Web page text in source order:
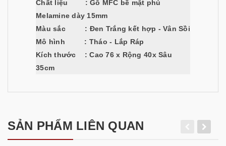
Chất liệu : Gỗ MFC bề mặt phủ
Melamine dày 15mm
Màu sắc
: Đen Trắng kết hợp - Vân Sồi
Mô hình : Tháo - Lắp Ráp
Kích thước :Cao 76 x Rộng 40x Sâu
35cm
SẢN PHẨM LIÊN QUAN